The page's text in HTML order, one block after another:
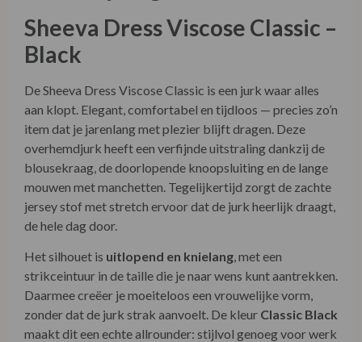
Sheeva Dress Viscose Classic –
Black
De Sheeva Dress Viscose Classic is een jurk waar alles
aan klopt. Elegant, comfortabel en tijdloos — precies zo’n
item dat je jarenlang met plezier blijft dragen. Deze
overhemdjurk heeft een verfijnde uitstraling dankzij de
blousekraag, de doorlopende knoopsluiting en de lange
mouwen met manchetten. Tegelijkertijd zorgt de zachte
jersey stof met stretch ervoor dat de jurk heerlijk draagt,
de hele dag door.
Het silhouet is uitlopend en knielang, met een
strikceintuur in de taille die je naar wens kunt aantrekken.
Daarmee creëer je moeiteloos een vrouwelijke vorm,
zonder dat de jurk strak aanvoelt. De kleur Classic Black
maakt dit een echte allrounder: stijlvol genoeg voor werk